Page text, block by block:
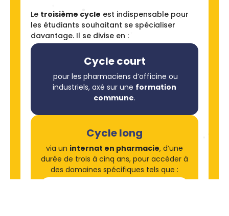
Le troisième cycle est indispensable pour
les étudiants souhaitant se spécialiser
davantage. Il se divise en :
Cycle court
pour les pharmaciens d’officine ou
industriels, axé sur une formation
commune.
Cycle long
via un internat en pharmacie, d’une
durée de trois à cinq ans, pour accéder à
des domaines spécifiques tels que :